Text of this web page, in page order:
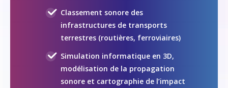
Classement sonore des
infrastructures de transports
terrestres (routières, ferroviaires)
Simulation informatique en 3D,
modélisation de la propagation
sonore et cartographie de l’impact